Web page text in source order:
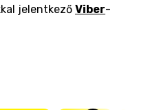
jelentkező Viber-